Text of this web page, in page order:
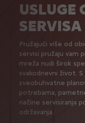
USLUGE
SERVISA
Pružajući više od
servisi pružaju vam
mreža nudi širok
svakodnevni život.
sveobuhvatne
potrebama,
načine servisiranja
održavanja.